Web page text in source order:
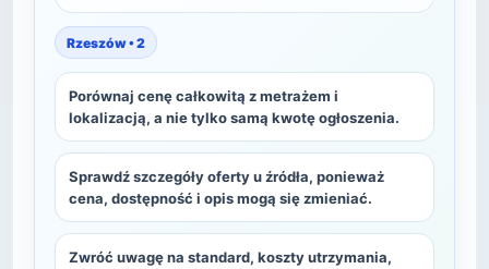
Rzeszów • 2
Porównaj cenę całkowitą z metrażem i
lokalizacją, a nie tylko samą kwotę ogłoszenia.
Sprawdź szczegóły oferty u źródła, ponieważ
cena, dostępność i opis mogą się zmieniać.
Zwróć uwagę na standard, koszty utrzymania,